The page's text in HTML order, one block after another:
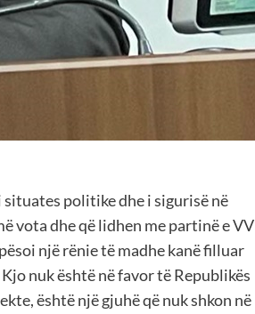
politike dhe i sigurisë në
vota dhe që lidhen me partinë e VV
një rënie të madhe kanë filluar
nuk është në favor të Republikës
është një gjuhë që nuk shkon në